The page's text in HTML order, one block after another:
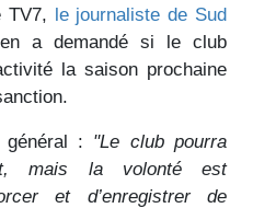
TV7, le journaliste de Sud
a demandé si le club
la saison prochaine
général : "Le club pourra
mais la volonté est
et d’enregistrer de